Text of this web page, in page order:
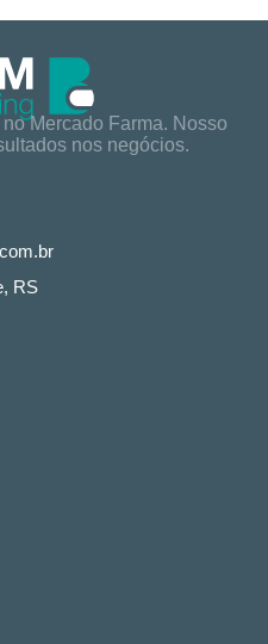
Mercado Farma. Nosso
nos negócios.
RS